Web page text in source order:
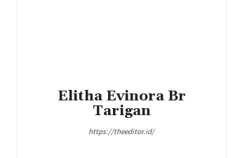
Elitha Evinora Br
Tarigan
https://theeditor.id/